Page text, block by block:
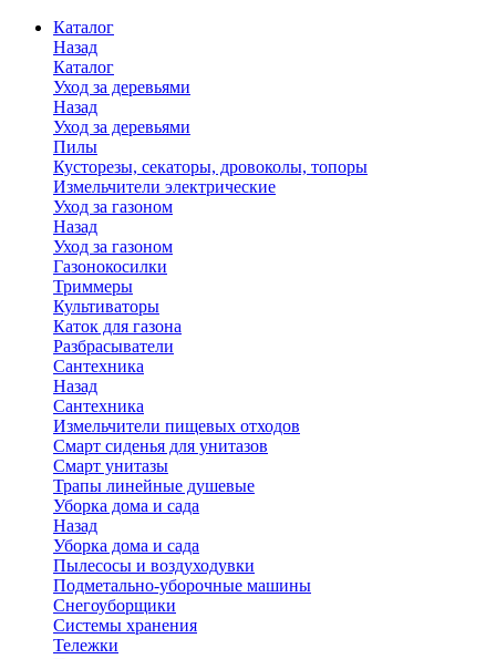
Каталог
Назад
Каталог
Уход за деревьями
Назад
Уход за деревьями
Пилы
Кусторезы, секаторы, дровоколы, топоры
Измельчители электрические
Уход за газоном
Назад
Уход за газоном
Газонокосилки
Триммеры
Культиваторы
Каток для газона
Разбрасыватели
Сантехника
Назад
Сантехника
Измельчители пищевых отходов
Смарт сиденья для унитазов
Смарт унитазы
Трапы линейные душевые
Уборка дома и сада
Назад
Уборка дома и сада
Пылесосы и воздуходувки
Подметально-уборочные машины
Снегоуборщики
Системы хранения
Тележки